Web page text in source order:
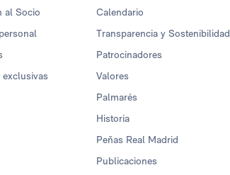
al Socio
exclusivas
Calendario
Transparencia y Sostenibilidad
Patrocinadores
Valores
Palmarés
Historia
Peñas Real Madrid
Publicaciones